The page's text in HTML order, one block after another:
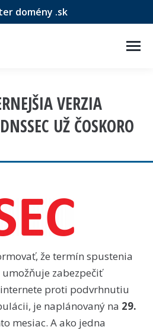
domény .sk
VERZIA
UŽ ČOSKORO
že termín spustenia
umožňuje zabezpečiť
proti podvrhnutiu
je naplánovaný na 29.
mesiac. A ako jedna